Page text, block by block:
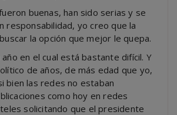
buenas, han sido serias y se
responsabilidad, yo creo que la
la opción que mejor le quepa.
en el cual está bastante difícil. Y
de años, de más edad que yo,
bien las redes no estaban
como hoy en redes
solicitando que el presidente